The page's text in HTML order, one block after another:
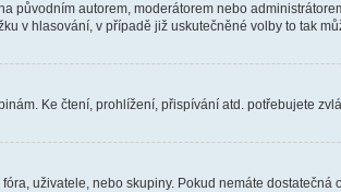
původním autorem, moderátorem nebo
v hlasování, v případě již uskutečněné volby to tak
Ke čtení, prohlížení, přispívání atd. potřebujete
uživatele, nebo skupiny. Pokud nemáte